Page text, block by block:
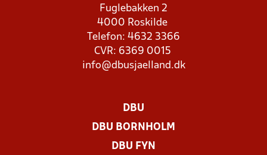
Fuglebakken 2
4000 Roskilde
Telefon: 4632 3366
CVR: 6369 0015
info@dbusjaelland.dk
DBU
DBU BORNHOLM
DBU FYN